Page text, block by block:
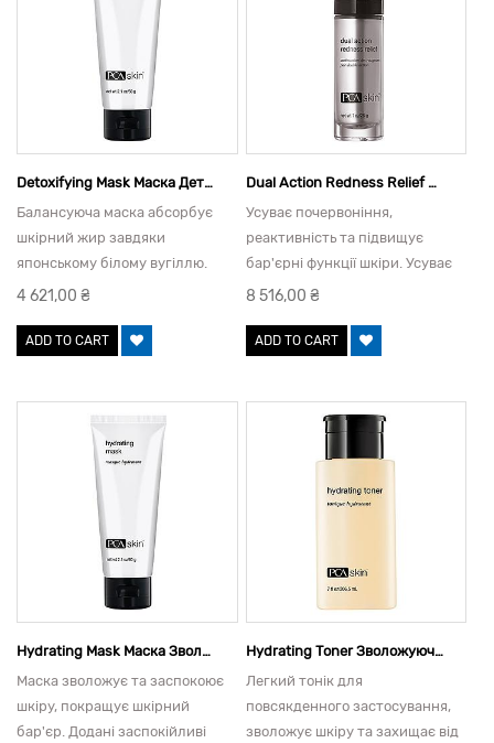
Detoxifying Mask Маска Детоксикуюча, 60 Г
Балансуюча маска абсорбує
шкірний жир завдяки
японському білому вугіллю.
Зменшує пори.
4 621,00 ₴
ADD TO CART
Dual Action Redness Relief Сироватка Для Чутлиовї Шкіри, 28 Г
Усуває почервоніння,
реактивність та підвищує
бар'єрні функції шкіри. Усуває
дискомфорт. Запатентований
забезпечує пролонговану дію
8 516,00 ₴
ADD TO CART
Hydrating Mask Маска Зволожуюча, 60 Г
Маска зволожує та заспокоює
шкіру, покращує шкірний
бар'єр. Додані заспокійливі
Hydrating Toner Зволожуючий Тонік, 206,5 Мл
Легкий тонік для
повсякденного застосування,
зволожує шкіру та захищає від